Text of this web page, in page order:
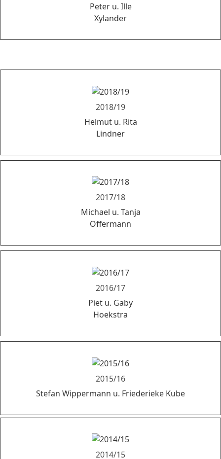
Peter u. Ille
Xylander
2018/19
Helmut u. Rita
Lindner
2017/18
Michael u. Tanja
Offermann
2016/17
Piet u. Gaby
Hoekstra
2015/16
Stefan Wippermann u. Friederieke Kube
2014/15